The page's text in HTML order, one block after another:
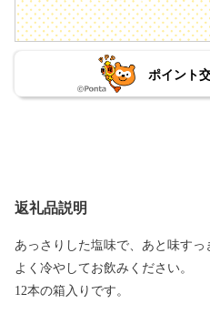
ポイント
返礼品説明
あっさりした塩味で、あと味すっ
よく冷やしてお飲みください。
12本の箱入りです。